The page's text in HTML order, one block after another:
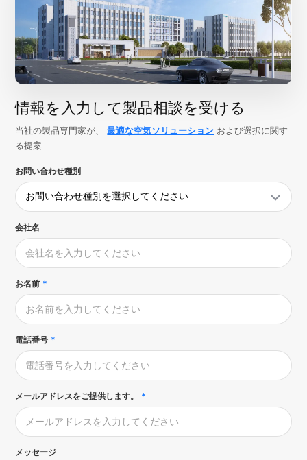
情報を入力して製品相談を受ける
当社の製品専門家が、最適な空気ソリューション および選択に関す
る提案
お問い合わせ種別
会社名
お名前 *
電話番号 *
メールアドレスをご提供します。 *
メッセージ